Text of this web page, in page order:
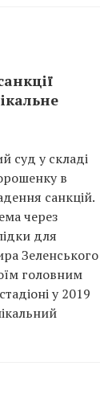
суд у складі
в
санкцій.
через
для
Зеленського
головним
у 2019